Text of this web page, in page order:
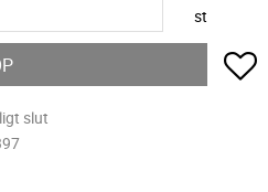
st
slut